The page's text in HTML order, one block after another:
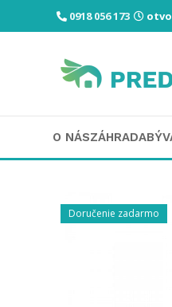
0918 056 173
O NÁSZÁHRADA
Doručenie zadarmo